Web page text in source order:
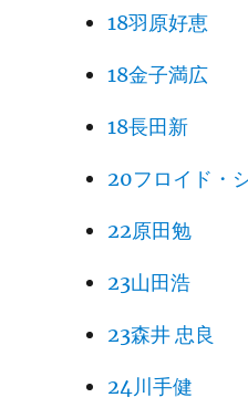
18羽原好恵
18金子満広
18長田新
20フロイド・
22原田勉
23山田浩
23森井 忠良
24川手健